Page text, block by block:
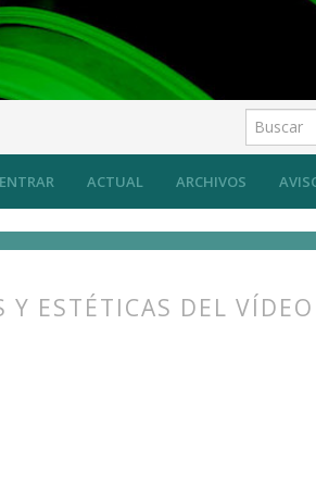
ACTUAL ARCHIVOS
ENTRAR
ESTÉTICAS DEL